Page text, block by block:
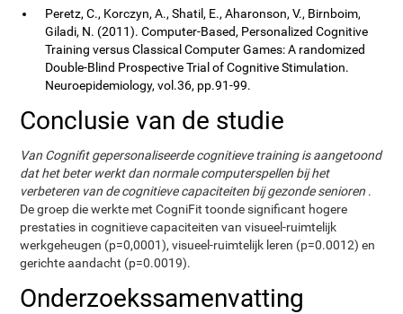
Peretz, C., Korczyn, A., Shatil, E., Aharonson, V., Birnboim,
Giladi, N. (2011). Computer-Based, Personalized Cognitive
Training versus Classical Computer Games: A randomized
Double-Blind Prospective Trial of Cognitive Stimulation.
Neuroepidemiology, vol.36, pp.91-99.
Conclusie van de studie
Van Cognifit gepersonaliseerde cognitieve training is aangetoond
dat het beter werkt dan normale computerspellen bij het
verbeteren van de cognitieve capaciteiten bij gezonde senioren .
De groep die werkte met CogniFit toonde significant hogere
prestaties in cognitieve capaciteiten van visueel-ruimtelijk
werkgeheugen (p=0,0001), visueel-ruimtelijk leren (p=0.0012) en
gerichte aandacht (p=0.0019).
Onderzoekssamenvatting